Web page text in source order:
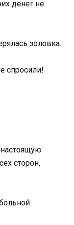
денег не
золовка.
спросили!
сторон,